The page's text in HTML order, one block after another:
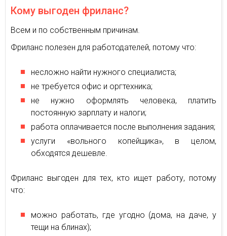
Кому выгоден фриланс?
Всем и по собственным причинам.
Фриланс полезен для работодателей, потому что:
несложно найти нужного специалиста;
не требуется офис и оргтехника;
не нужно оформлять человека, платить
постоянную зарплату и налоги;
работа оплачивается после выполнения задания;
услуги «вольного копейщика», в целом,
обходятся дешевле.
Фриланс выгоден для тех, кто ищет работу, потому
что:
можно работать, где угодно (дома, на даче, у
тещи на блинах);